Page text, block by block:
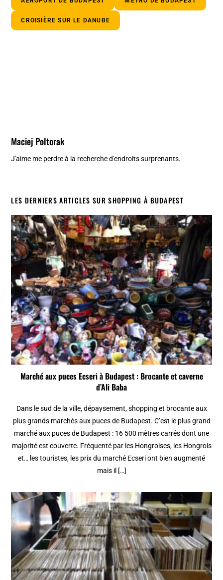
CROISIÈRE SUR LE DANUBE
Maciej Poltorak
J'aime me perdre à la recherche d'endroits surprenants.
LES DERNIERS ARTICLES SUR SHOPPING À BUDAPEST
Marché aux puces Ecseri à Budapest : Brocante et caverne
d’Ali Baba
Dans le sud de la ville, dépaysement, shopping et brocante aux
plus grands marchés aux puces de Budapest. C’est le plus grand
marché aux puces de Budapest : 16 500 mètres carrés dont une
majorité est couverte. Fréquenté par les Hongroises, les Hongrois
et… les touristes, les prix du marché Ecseri ont bien augmenté
mais il […]